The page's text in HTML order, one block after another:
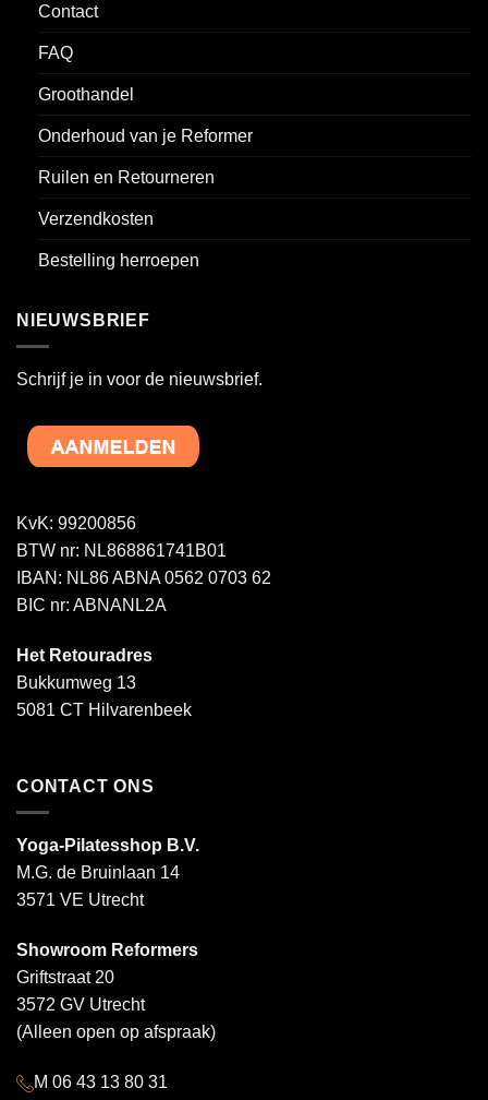
Contact
FAQ
Groothandel
Onderhoud van je Reformer
Ruilen en Retourneren
Verzendkosten
Bestelling herroepen
NIEUWSBRIEF
Schrijf je in voor de nieuwsbrief.
KvK: 99200856
BTW nr: NL868861741B01
IBAN: NL86 ABNA 0562 0703 62
BIC nr: ABNANL2A
Het Retouradres
Bukkumweg 13
5081 CT Hilvarenbeek
CONTACT ONS
Yoga-Pilatesshop B.V.
M.G. de Bruinlaan 14
3571 VE Utrecht
Showroom Reformers
Griftstraat 20
3572 GV Utrecht
(Alleen open op afspraak)
M 06 43 13 80 31